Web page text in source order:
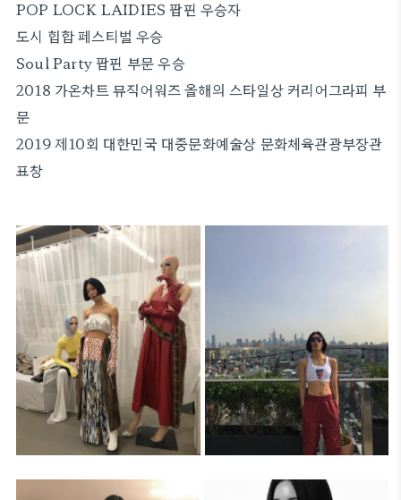
POP LOCK LAIDIES 팝핀 우승자
도시 힙합 페스티벌 우승
Soul Party 팝핀 부문 우승
2018 가온차트 뮤직어워즈 올해의 스타일상 커리어그라피 부
문
2019 제10회 대한민국 대중문화예술상 문화체육관광부장관
표창